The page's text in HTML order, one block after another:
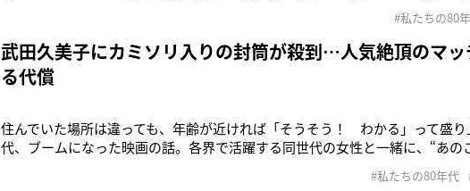
子さんが機関銃を撃ちまくる象徴的なシーンでは、映像がスローモーシ
#私たちの80
武田久美子にカミソリ入りの封筒が殺到…人気絶頂のマ
る代償
住んでいた場所は違っても、年齢が近ければ「そうそう！ わかる」って盛
代、ブームになった映画の話。各界で活躍する同世代の女性と一緒に、“あの
さんを見て、“映画女優さんって素敵だな”と、ほのかな憧れを子どもながら
#私たちの80年代